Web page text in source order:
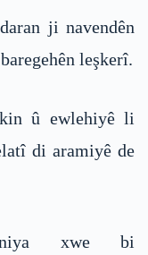
ji navendên
leşkerî.
û ewlehiyê li
di aramiyê de
xwe bi